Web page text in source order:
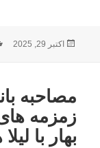
ارسال
اکتبر 29, 2025
مصاحبه
زمزمه
بهار با